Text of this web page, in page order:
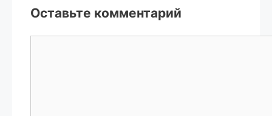
Оставьте комментарий